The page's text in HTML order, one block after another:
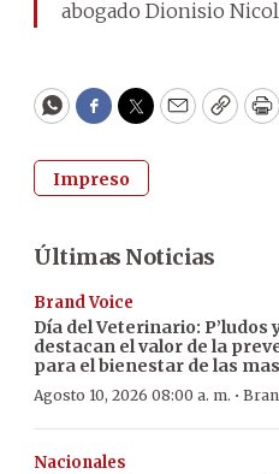
abogado Dionisio
WhatsApp
Facebook
Twitter
EmailCopy
Impreso
Últimas Noticias
Brand Voice
Día del Veterinario: P’ludos
destacan el valor de la
para el bienestar de las
Agosto 10, 2026 08:00 a. m. ·
Nacionales